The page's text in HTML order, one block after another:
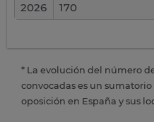
2026
170
* La evolución del número
convocadas es un
oposición en España y sus